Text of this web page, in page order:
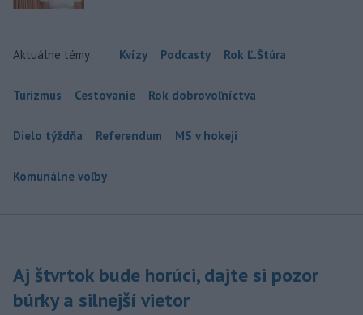
Aktuálne témy: Kvízy Podcasty Rok Ľ.Štúra
Turizmus Cestovanie Rok dobrovoľníctva
Dielo týždňa Referendum MS v hokeji
Komunálne voľby
Aj štvrtok bude horúci, dajte si pozor
búrky a silnejší vietor